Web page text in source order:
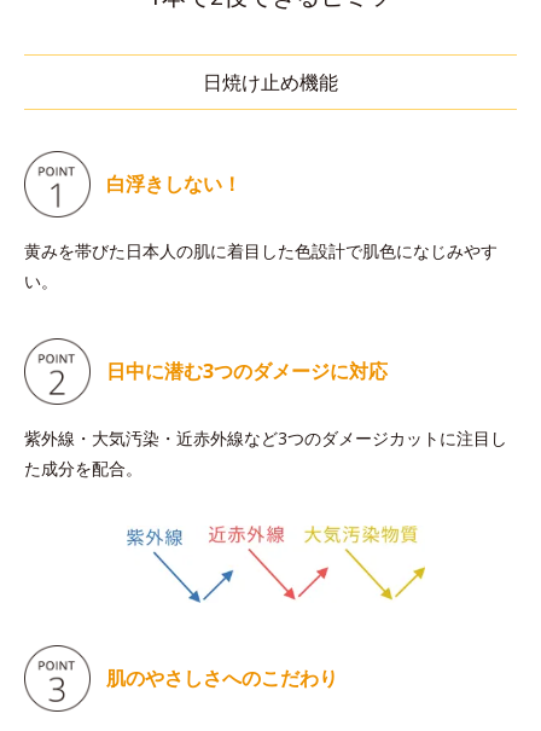
日焼け止め機能
白浮きしない！
黄みを帯びた日本人の肌に着目した色設計で肌色になじみやす
い。
日中に潜む3つのダメージに対応
紫外線・大気汚染・近赤外線など3つのダメージカットに注目し
た成分を配合。
肌のやさしさへのこだわり